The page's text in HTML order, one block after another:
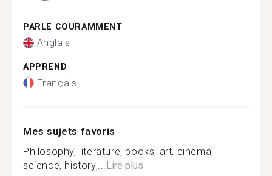
PARLE COURAMMENT
Anglais
APPREND
Français
Mes sujets favoris
Philosophy, literature, books, art, cinema,
science, history,... Lire plus